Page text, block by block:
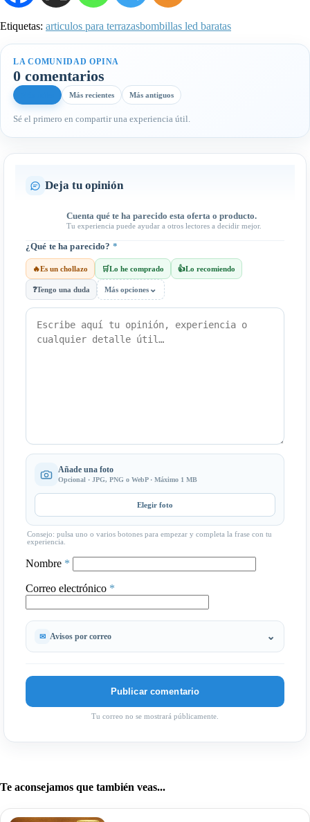
Etiquetas: articulos para terrazasbombillas led baratas
LA COMUNIDAD OPINA
0 comentarios
Más recientes Más antiguos
Sé el primero en compartir una experiencia útil.
Deja tu opinión
Cuenta qué te ha parecido esta oferta o producto.
Tu experiencia puede ayudar a otros lectores a decidir mejor.
¿Qué te ha parecido? *
🔥Es un chollazo 🛒Lo he comprado 👍Lo recomiendo
❓Tengo una duda Más opciones ⌄
Añade una foto
Opcional · JPG, PNG o WebP · Máximo 1 MB
Elegir foto
Consejo: pulsa uno o varios botones para empezar y completa la frase con tu
experiencia.
Nombre *
Correo electrónico *
Avisos por correo
Tu correo no se mostrará públicamente.
Te aconsejamos que también veas...